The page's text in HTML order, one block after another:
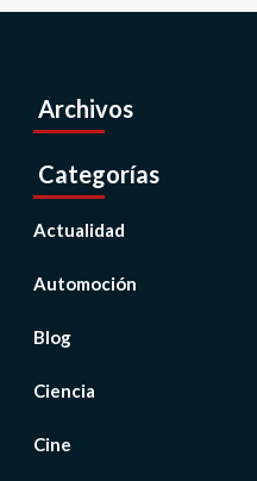
Archivos
Categorías
Actualidad
Automoción
Blog
Ciencia
Cine